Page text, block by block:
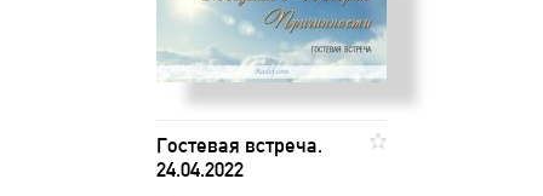
Гостевая встреча.
24.04.2022